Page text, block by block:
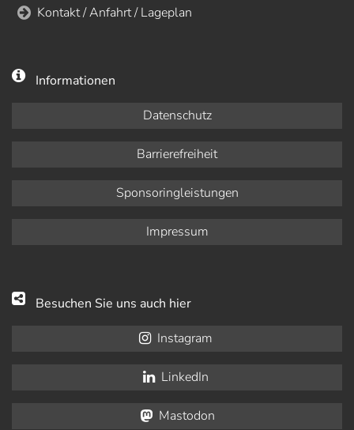
Kontakt / Anfahrt / Lageplan
Informationen
Datenschutz
Barrierefreiheit
Sponsoringleistungen
Impressum
Besuchen Sie uns auch hier
Instagram
LinkedIn
Mastodon